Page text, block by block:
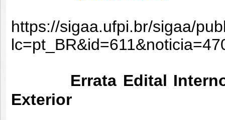
https://sigaa.ufpi.br/sigaa/
Errata Edital
Exterior